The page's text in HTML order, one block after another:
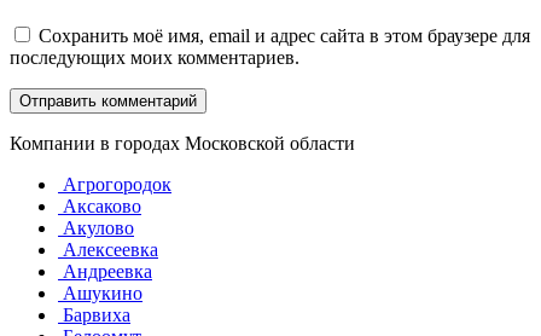
Сохранить моё имя, email и адрес сайта в этом браузере для
последующих моих комментариев.
Компании в городах Московской области
Агрогородок
Аксаково
Акулово
Алексеевка
Андреевка
Ашукино
Барвиха